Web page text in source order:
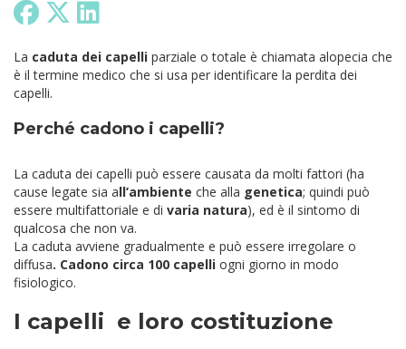
La caduta dei capelli parziale o totale è chiamata alopecia che
è il termine medico che si usa per identificare la perdita dei
capelli.
Perché cadono i capelli?
La caduta dei capelli può essere causata da molti fattori (ha
cause legate sia all’ambiente che alla genetica; quindi può
essere multifattoriale e di varia natura), ed è il sintomo di
qualcosa che non va.
La caduta avviene gradualmente e può essere irregolare o
diffusa. Cadono circa 100 capelli ogni giorno in modo
fisiologico.
I capelli e loro costituzione